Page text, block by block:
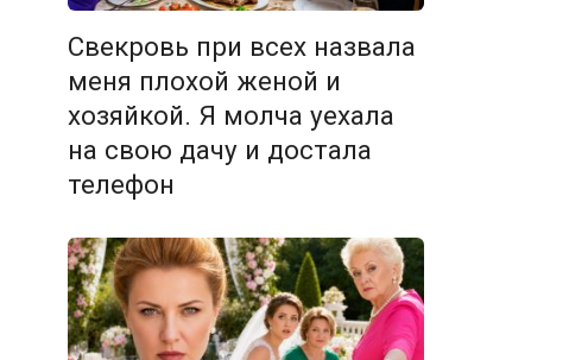
Свекровь при всех назвала
меня плохой женой и
хозяйкой. Я молча уехала
на свою дачу и достала
телефон